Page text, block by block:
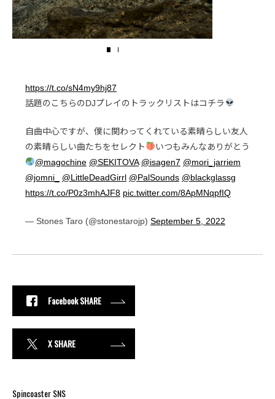
https://t.co/sN4my9hj87
話題のこちらのDJプレイのトラックリストはコチラ
自曲中心ですが、僕に関わってくれている素晴らしい友人
の素晴らしい曲たちをセレクト
いつもみんなありがとう
@magochine @SEKITOVA @isagen7 @mori_jarriem
@jomni_
@LittleDeadGirrl @PalSounds @blackglassg
https://t.co/P0z3mhAJF8 pic.twitter.com/8ApMNqpfIQ
— Stones Taro (@stonestarojp) September 5, 2022
Facebook SHARE
X SHARE
Spincoaster SNS